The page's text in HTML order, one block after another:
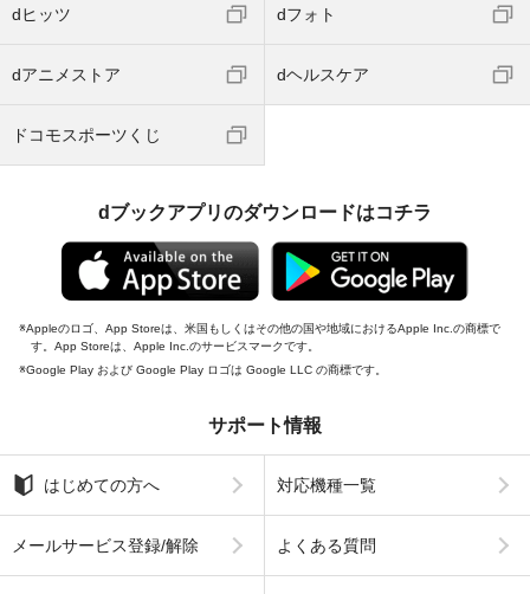
dヒッツ dフォト
dアニメストア dヘルスケア
ドコモスポーツくじ
dブックアプリのダウンロードはコチラ
Appleのロゴ、App Storeは、米国もしくはその他の国や地域におけるApple Inc.の商標で
す。App Storeは、Apple Inc.のサービスマークです。
Google Play および Google Play ロゴは Google LLC の商標です。
サポート情報
はじめての方へ 対応機種一覧
メールサービス登録/解除 よくある質問